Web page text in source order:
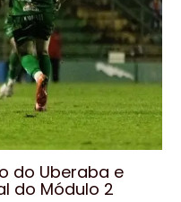
do Uberaba e
do Módulo 2